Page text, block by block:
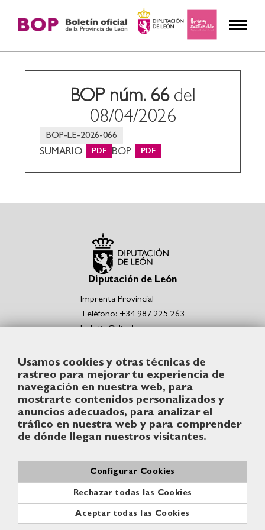
Usamos cookies y otras técnicas de
rastreo para mejorar tu experiencia de
navegación en nuestra web, para
mostrarte contenidos personalizados y
anuncios adecuados, para analizar el
tráfico en nuestra web y para comprender
de dónde llegan nuestros visitantes.
Configurar Cookies
Rechazar todas las Cookies
Aceptar todas las Cookies
BOP núm. 66del
08/04/2026
BOP-LE-2026-066
SUMARIO PDF BOP PDF
Diputación de León
Imprenta Provincial
Teléfono: +34 987 225 263
boletin@dipuleon.es
Portal de la Diputación de León
Sede Electrónica de la Diputación de León
Punto de acceso general de la Diputación de León
Síguenos
© Diputación de León
Contacto
Aviso legal
Política de cookies